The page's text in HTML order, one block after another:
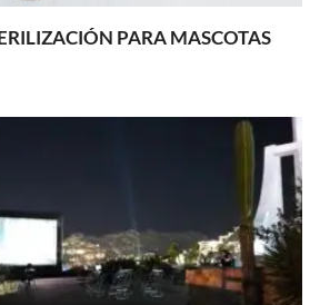
PARA MASCOTAS